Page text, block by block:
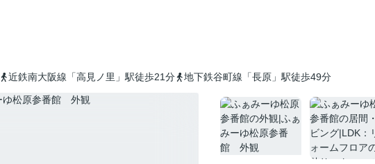
近鉄南大阪線「高見ノ里」駅徒歩21分 地下鉄谷町線「長原」駅徒歩49分